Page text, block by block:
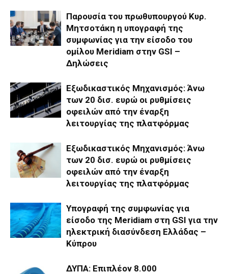
Παρουσία του πρωθυπουργού Κυρ.
Μητσοτάκη η υπογραφή της
συμφωνίας για την είσοδο του
ομίλου Meridiam στην GSI –
Δηλώσεις
Εξωδικαστικός Μηχανισμός: Άνω
των 20 δισ. ευρώ οι ρυθμίσεις
οφειλών από την έναρξη
λειτουργίας της πλατφόρμας
Εξωδικαστικός Μηχανισμός: Άνω
των 20 δισ. ευρώ οι ρυθμίσεις
οφειλών από την έναρξη
λειτουργίας της πλατφόρμας
Υπογραφή της συμφωνίας για
είσοδο της Meridiam στη GSI για την
ηλεκτρική διασύνδεση Ελλάδας –
Κύπρου
ΔΥΠΑ: Επιπλέον 8.000